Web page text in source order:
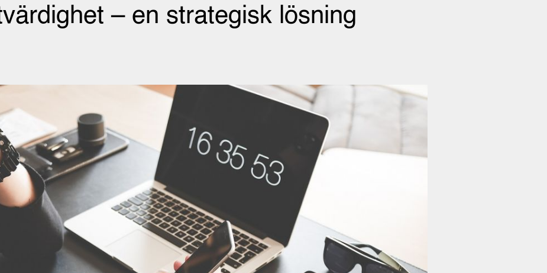
– en strategisk lösning